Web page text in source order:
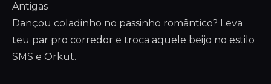
Antigas
Dançou coladinho no passinho romântico? Leva
teu par pro corredor e troca aquele beijo no estilo
SMS e Orkut.